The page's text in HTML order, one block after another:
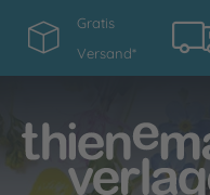
Gratis
Versand*